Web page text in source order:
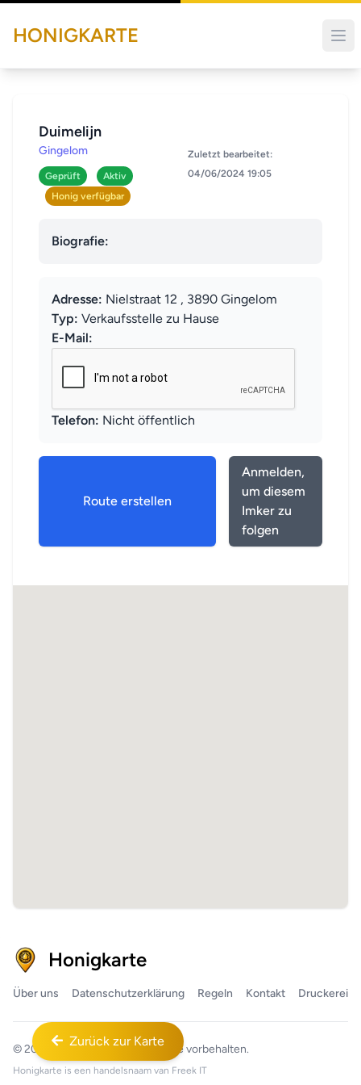
HONIGKARTE
Duimelijn
Gingelom
Geprüft
Aktiv
Honig verfügbar
Zuletzt bearbeitet:
04/06/2024 19:05
Biografie:
Adresse: Nielstraat 12 , 3890 Gingelom
Typ: Verkaufsstelle zu Hause
E-Mail:
Telefon: Nicht öffentlich
Route erstellen
Anmelden,
um diesem
Imker zu
folgen
Zurück zur Karte
Honigkarte
Über uns Datenschutzerklärung Regeln Kontakt Druckerei
© 2026 Honigkarte™ Alle Rechte vorbehalten.
Honigkarte is een handelsnaam van Freek IT